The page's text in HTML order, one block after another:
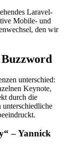
Laravel-
Mobile- und
den wir
unterschied:
Keynote,
durch die
unterschiedliche
– Yannick